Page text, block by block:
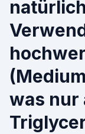
was nur